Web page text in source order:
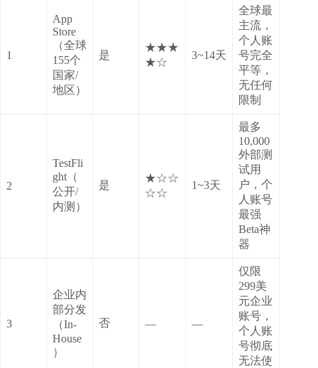
1
App
Store
（全球
155个
国家/
地区）
是
★★★
★☆
3~14天
全球最
主流，
个人账
号完全
平等，
无任何
限制
2
TestFli
ght（
公开/
内测）
是
★☆☆
☆☆
1~3天
最多
10,000
外部测
试用
户，个
人账号
最强
Beta神
器
3
企业内
部分发
（In-
House
）
否 — —
仅限
299美
元企业
账号，
个人账
号彻底
无法使